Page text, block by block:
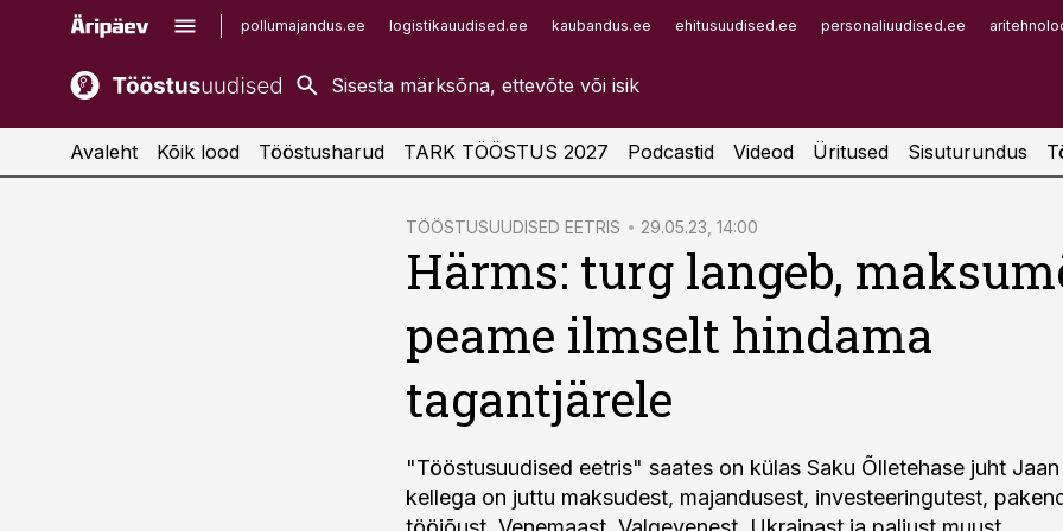
pollumajandus.ee logistikauudised.ee kaubandus.ee ehitusuudised.ee personaliuudised.ee
kaubandus.ee
kinnisvarauudised.ee
imelineajalugu.ee
Infopank
Avaleht Kõik lood Tööstusharud TARK TÖÖSTUS 2027 Podcastid Videod Üritused Sisuturundus
TÖÖSTUSUUDISED EETRIS 29.05.23, 14:00
Härms: turg langeb,
peame ilmselt hindama
tagantjärele
"Tööstusuudised eetris" saates on külas Saku Õlletehase juht
kellega on juttu maksudest, majandusest, investeeringutest,